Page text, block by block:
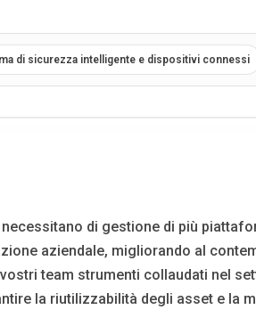
di sicurezza intelligente e dispositivi connessi
di gestione di più
aziendale, migliorando al
vostri team strumenti collaudati nel
la riutilizzabilità degli asset e la